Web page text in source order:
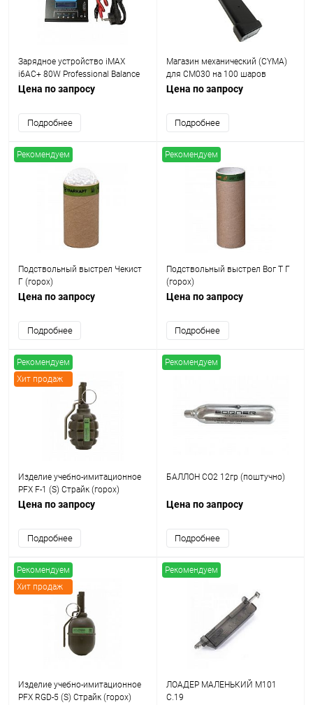
Зарядное устройство iMAX
i6AC+ 80W Professional Balance
Charger/discharger
Цена по запросу
Подробнее
Магазин механический (CYMA)
для CM030 на 100 шаров
(пластик)
Цена по запросу
Подробнее
Рекомендуем
Подствольный выстрел Чекист
Г (горох)
Цена по запросу
Подробнее
Рекомендуем
Подствольный выстрел Вог Т Г
(горох)
Цена по запросу
Подробнее
Рекомендуем
Хит продаж
Изделие учебно-имитационное
PFX F-1 (S) Страйк (горох)
Цена по запросу
Подробнее
Рекомендуем
БАЛЛОН CO2 12гр (поштучно)
Цена по запросу
Подробнее
Рекомендуем
Хит продаж
Изделие учебно-имитационное
PFX RGD-5 (S) Страйк (горох)
Рекомендуем
ЛОАДЕР МАЛЕНЬКИЙ M101
C.19